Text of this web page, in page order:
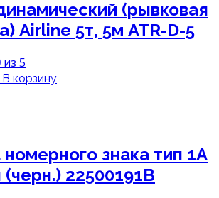
(рывковая
Airline 5т, 5м ATR-D-5
из 5
В корзину
знака тип 1А
22500191B